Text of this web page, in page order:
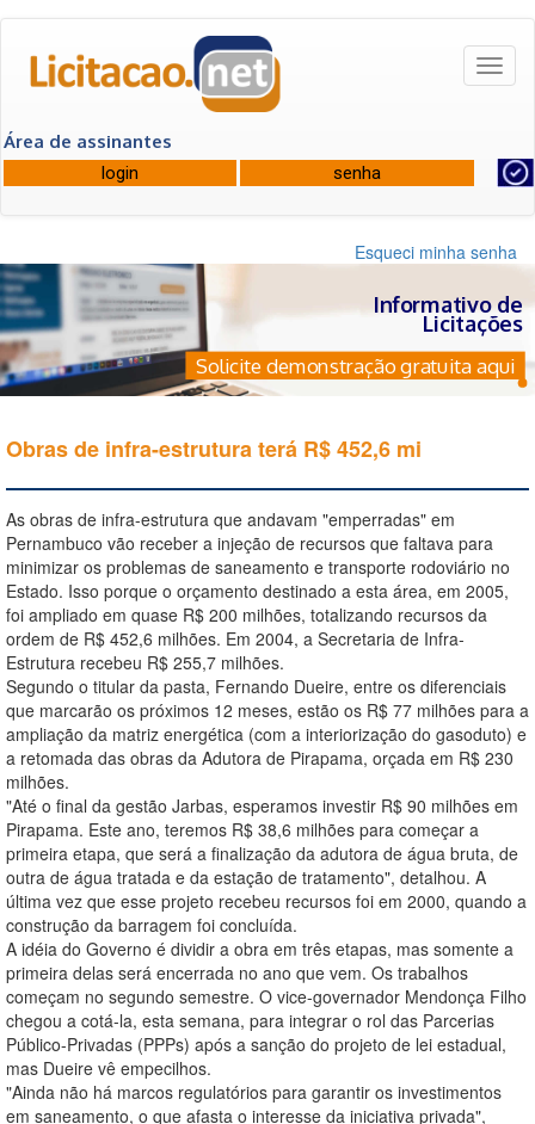
Área de assinantes
Esqueci minha senha
Informativo de
Licitações
Solicite demonstração gratuita aqui
Obras de infra-estrutura terá R$ 452,6 mi
As obras de infra-estrutura que andavam "emperradas" em
Pernambuco vão receber a injeção de recursos que faltava para
minimizar os problemas de saneamento e transporte rodoviário no
Estado. Isso porque o orçamento destinado a esta área, em 2005,
foi ampliado em quase R$ 200 milhões, totalizando recursos da
ordem de R$ 452,6 milhões. Em 2004, a Secretaria de Infra-
Estrutura recebeu R$ 255,7 milhões.
Segundo o titular da pasta, Fernando Dueire, entre os diferenciais
que marcarão os próximos 12 meses, estão os R$ 77 milhões para a
ampliação da matriz energética (com a interiorização do gasoduto) e
a retomada das obras da Adutora de Pirapama, orçada em R$ 230
milhões.
"Até o final da gestão Jarbas, esperamos investir R$ 90 milhões em
Pirapama. Este ano, teremos R$ 38,6 milhões para começar a
primeira etapa, que será a finalização da adutora de água bruta, de
outra de água tratada e da estação de tratamento", detalhou. A
última vez que esse projeto recebeu recursos foi em 2000, quando a
construção da barragem foi concluída.
A idéia do Governo é dividir a obra em três etapas, mas somente a
primeira delas será encerrada no ano que vem. Os trabalhos
começam no segundo semestre. O vice-governador Mendonça Filho
chegou a cotá-la, esta semana, para integrar o rol das Parcerias
Público-Privadas (PPPs) após a sanção do projeto de lei estadual,
mas Dueire vê empecilhos.
"Ainda não há marcos regulatórios para garantir os investimentos
em saneamento, o que afasta o interesse da iniciativa privada",